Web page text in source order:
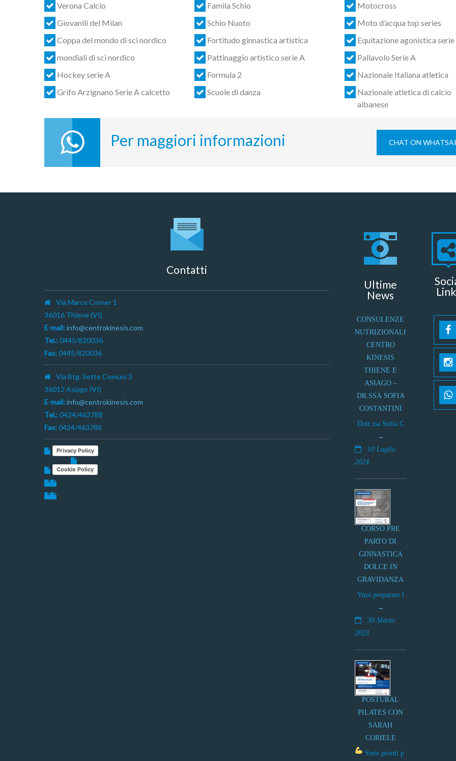
Verona Calcio
Giovanili del Milan
Coppa del mondo di sci nordico
mondiali di sci nordico
Hockey serie A
Grifo Arzignano Serie A calcetto
Famila Schio
Schio Nuoto
Fortitudo ginnastica artistica
Pattinaggio artistico serie A
Formula 2
Scuole di danza
Motocross
Moto d’acqua top series
Equitazione agonistica serie
Pallavolo Serie A
Nazionale Italiana atletica
Nazionale atletica di calcio
albanese
Per maggiori informazioni CHAT ON
Contatti
Via Marco Corner 1
36016 Thiene (VI)
E-mail: info@centrokinesis.com
Tel.: 0445/820036
Fax: 0445/820036
Via Btg. Sette Comuni 3
36012 Asiago (VI)
E-mail: info@centrokinesis.com
Tel.: 0424/463788
Fax: 0424/463788
Privacy Policy
Cookie Policy
Ultime
News
CONSULENZE
NUTRIZIONALI
CENTRO
KINESIS
THIENE E
ASIAGO –
DR.SSA SOFIA
COSTANTINI
Dott.ssa Sofia C
10 Luglio
2024
CORSO PRE
PARTO DI
GINNASTICA
DOLCE IN
GRAVIDANZA
Vuoi preparare l
30 Marzo
2023
POSTURAL
PILATES CON
SARAH
CORIELE
Siete pronti p